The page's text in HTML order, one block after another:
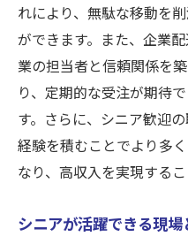
れにより、無駄な移動を
ができます。また、企業
業の担当者と信頼関係を
り、定期的な受注が期待
す。さらに、シニア歓迎
経験を積むことでより多
なり、高収入を実現するこ
シニアが活躍できる現場